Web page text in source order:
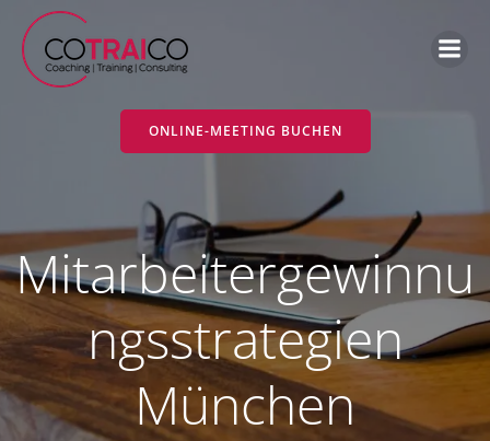
ONLINE-MEETING BUCHEN
Mitarbeitergewinnu
ngsstrategien
München